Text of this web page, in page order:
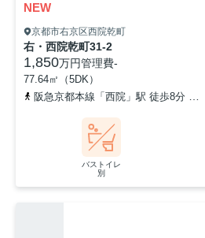
NEW
京都市右京区西院乾町
右・西院乾町31-2
1,850万円管理費-
77.64㎡（5DK）
阪急京都本線「西院」駅 徒歩8分
バストイレ
別